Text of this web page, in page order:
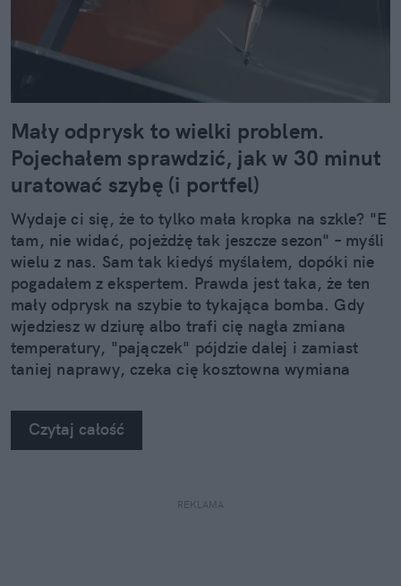
Mały odprysk to wielki problem.
Pojechałem sprawdzić, jak w 30 minut
uratować szybę (i portfel)
Wydaje ci się, że to tylko mała kropka na szkle? "E
tam, nie widać, pojeżdżę tak jeszcze sezon" – myśli
wielu z nas. Sam tak kiedyś myślałem, dopóki nie
pogadałem z ekspertem. Prawda jest taka, że ten
mały odprysk na szybie to tykająca bomba. Gdy
wjedziesz w dziurę albo trafi cię nagła zmiana
temperatury, "pajączek" pójdzie dalej i zamiast
taniej naprawy, czeka cię kosztowna wymiana
na własne oczy zobaczyć, jak profesjonaliści radzą
sobie z takimi uszkodzeniami.
Czytaj całość
REKLAMA